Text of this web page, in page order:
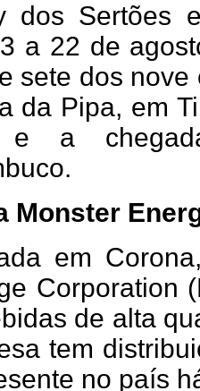
dos Sertões
a 22 de
sete dos
da Pipa, em
e a
Monster
em
Corporation
de alta
tem
no país